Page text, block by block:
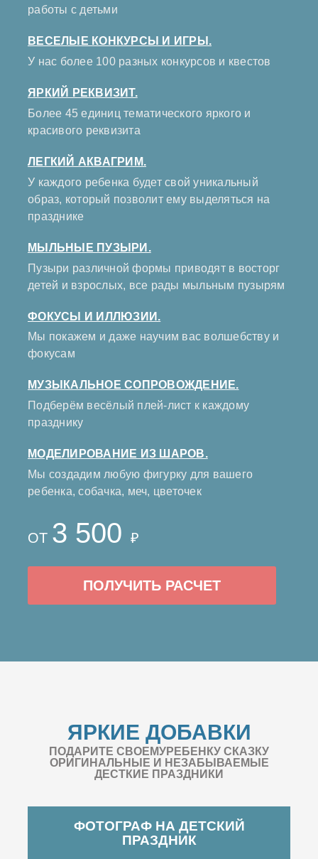
работы с детьми
ВЕСЕЛЫЕ КОНКУРСЫ И ИГРЫ.
У нас более 100 разных конкурсов и квестов
ЯРКИЙ РЕКВИЗИТ.
Более 45 единиц тематического яркого и
красивого реквизита
ЛЕГКИЙ АКВАГРИМ.
У каждого ребенка будет свой уникальный
образ, который позволит ему выделяться на
празднике
МЫЛЬНЫЕ ПУЗЫРИ.
Пузыри различной формы приводят в восторг
детей и взрослых, все рады мыльным пузырям
ФОКУСЫ И ИЛЛЮЗИИ.
Мы покажем и даже научим вас волшебству и
фокусам
МУЗЫКАЛЬНОЕ СОПРОВОЖДЕНИЕ.
Подберём весёлый плей-лист к каждому
празднику
МОДЕЛИРОВАНИЕ ИЗ ШАРОВ.
Мы создадим любую фигурку для вашего
ребенка, собачка, меч, цветочек
ОТ 3 500 ₽
ПОЛУЧИТЬ РАСЧЕТ
ЯРКИЕ ДОБАВКИ
ПОДАРИТЕ СВОЕМУРЕБЕНКУ СКАЗКУ
ОРИГИНАЛЬНЫЕ И НЕЗАБЫВАЕМЫЕ
ДЕСТКИЕ ПРАЗДНИКИ
ФОТОГРАФ НА ДЕТСКИЙ
ПРАЗДНИК